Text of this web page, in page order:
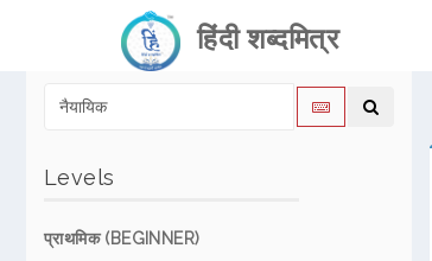
हिंदी शब्दमित्र
Levels
प्राथमिक (BEGINNER)